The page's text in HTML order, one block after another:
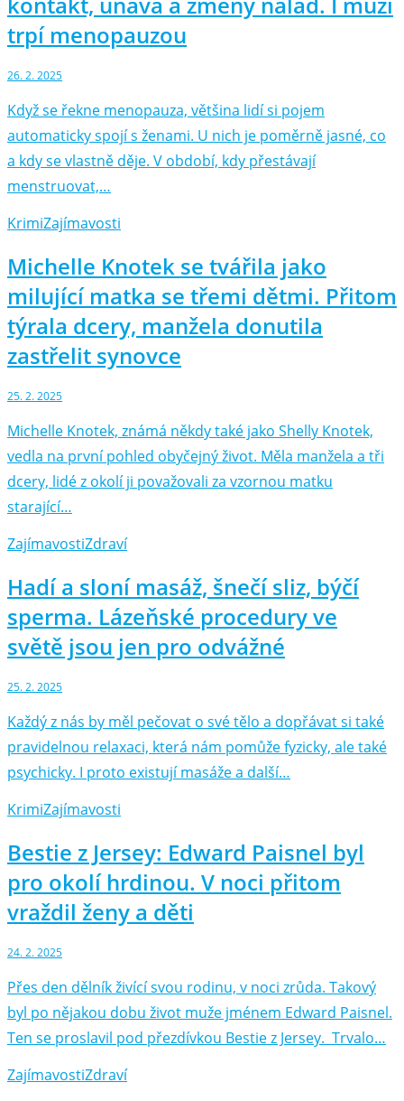
trpí menopauzou
26. 2. 2025
Když se řekne menopauza, většina lidí si pojem
automaticky spojí s ženami. U nich je poměrně jasné, co
a kdy se vlastně děje. V období, kdy přestávají
menstruovat,…
KrimiZajímavosti
Michelle Knotek se tvářila jako
milující matka se třemi dětmi. Přitom
týrala dcery, manžela donutila
zastřelit synovce
25. 2. 2025
Michelle Knotek, známá někdy také jako Shelly Knotek,
vedla na první pohled obyčejný život. Měla manžela a tři
dcery, lidé z okolí ji považovali za vzornou matku
starající…
ZajímavostiZdraví
Hadí a sloní masáž, šnečí sliz, býčí
sperma. Lázeňské procedury ve
světě jsou jen pro odvážné
25. 2. 2025
Každý z nás by měl pečovat o své tělo a dopřávat si také
pravidelnou relaxaci, která nám pomůže fyzicky, ale také
psychicky. I proto existují masáže a další…
KrimiZajímavosti
Bestie z Jersey: Edward Paisnel byl
pro okolí hrdinou. V noci přitom
vraždil ženy a děti
24. 2. 2025
Přes den dělník živící svou rodinu, v noci zrůda. Takový
byl po nějakou dobu život muže jménem Edward Paisnel.
Ten se proslavil pod přezdívkou Bestie z Jersey. Trvalo…
ZajímavostiZdraví